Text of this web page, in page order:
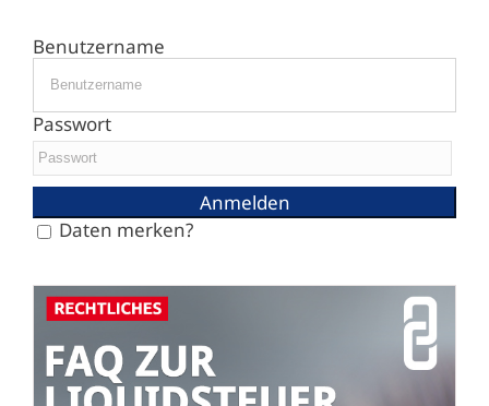
Benutzername
Passwort
Daten merken?